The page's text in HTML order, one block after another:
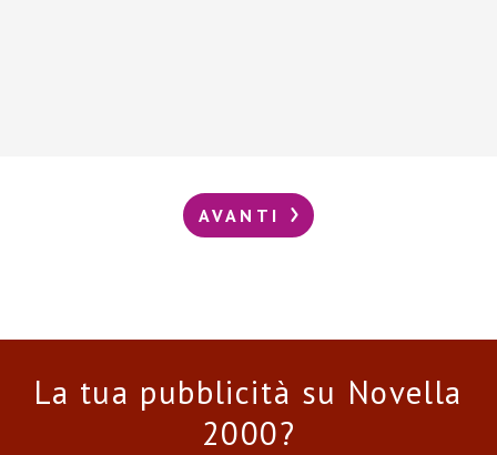
AVANTI
La tua pubblicità su Novella
2000?